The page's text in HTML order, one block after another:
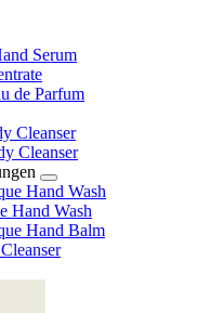
Serum
de Parfum
Cleanser
Cleanser
Hand Wash
Hand Wash
Hand Balm